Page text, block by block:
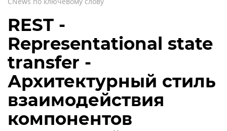
REST -
Representational state
transfer -
Архитектурный стиль
взаимодействия
компонентов